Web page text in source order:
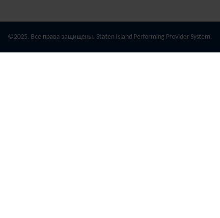
©2025. Все права защищены. Staten Island Performing Provider System.